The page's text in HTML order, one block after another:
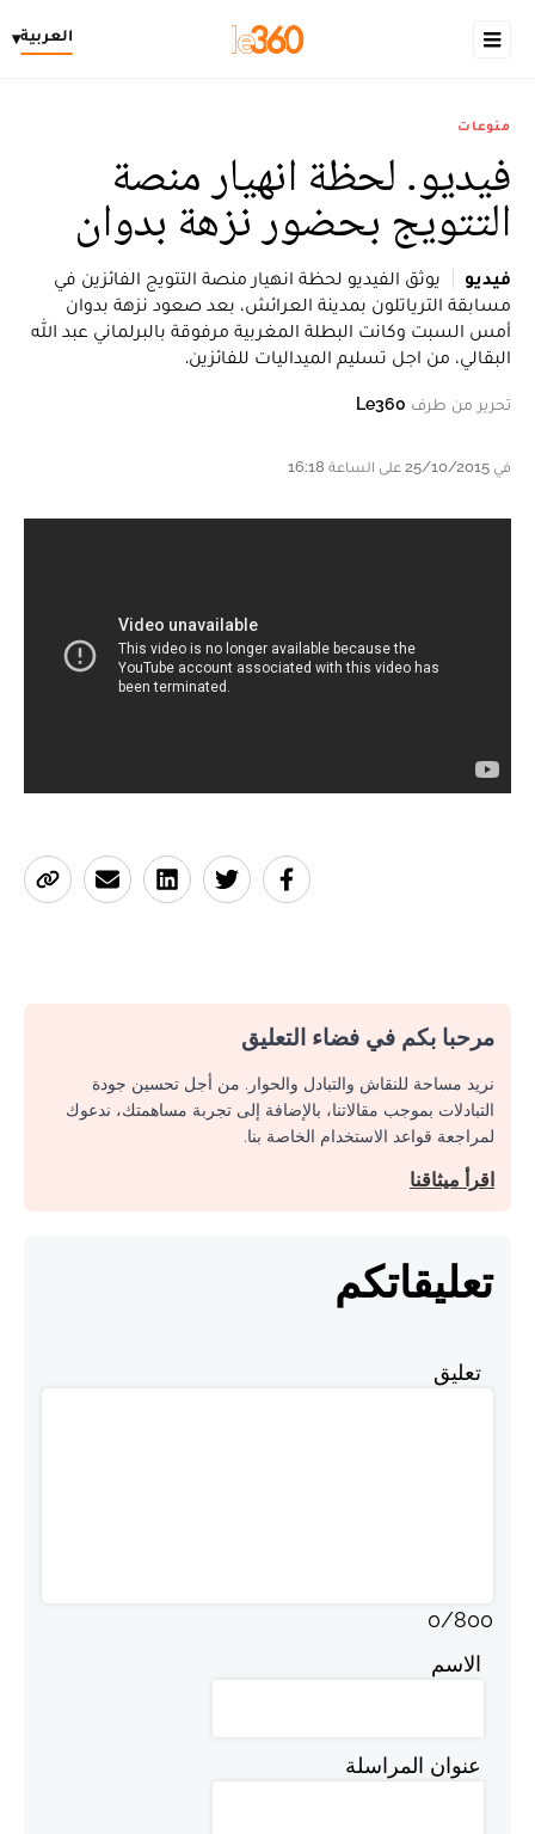
العربية▾
منوعات
فيديو. لحظة انهيار منصة
التتويج بحضور نزهة بدوان
فيديو
يوثق الفيديو لحظة انهيار منصة التتويج الفائزين في
مسابقة الترياتلون بمدينة العرائش، بعد صعود نزهة بدوان
أمس السبت وكانت البطلة المغربية مرفوقة بالبرلماني عبد الله
البقالي، من اجل تسليم الميداليات للفائزين.
تحرير من طرف Le360
في 25/10/2015 على الساعة 16:18
مرحبا بكم في فضاء التعليق
نريد مساحة للنقاش والتبادل والحوار. من أجل تحسين جودة
التبادلات بموجب مقالاتنا، بالإضافة إلى تجربة مساهمتك، ندعوك
لمراجعة قواعد الاستخدام الخاصة بنا.
اقرأ ميثاقنا
تعليقاتكم
تعليق
0/800
الاسم
عنوان المراسلة